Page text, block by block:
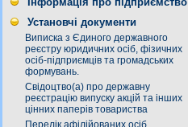
Установчі документи
Виписка з Єдиного державного
реєстру юридичних осіб, фізичних
осіб-підприємців та громадських
формувань.
Свідоцтво(а) про державну
реєстрацію випуску акцій та інших
цінних паперів товариства
Перелік афілійованих осіб